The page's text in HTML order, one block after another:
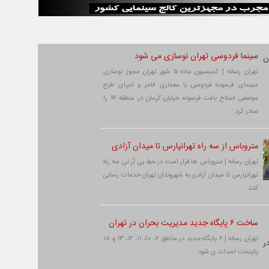
سینما فردوسی تهران نوسازی می شود
تهران رسانه | کمیسیون ماده ۵ شهر تهران مجوز نوسازی
سینمای فرسوده فردوسی با معماری فاخر و اجرای طرح
موضعی اصلاح بافت فرسوده خیابان کرمان در منطقه ۱۴ را
صادر کرد.
متروباس از سه راه تهرانپارس تا میدان آزادی
تهران رسانه | متروباس ها قرار است در خط بی آر تی سه راه
تهرانپارس تا میدان آزادی به شهروندان تهران خدمات رسانی
کنند.
ساخت ۶ پایگاه جدید مدیریت بحران در تهران
تهران رسانه | ۶ پایگاه جدید در مناطق ۷، ۱۰، ۱۱، ۱۲، ۱۳ و ۱۸
پایتخت احداث ی شود.